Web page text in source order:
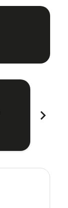
chevron_right